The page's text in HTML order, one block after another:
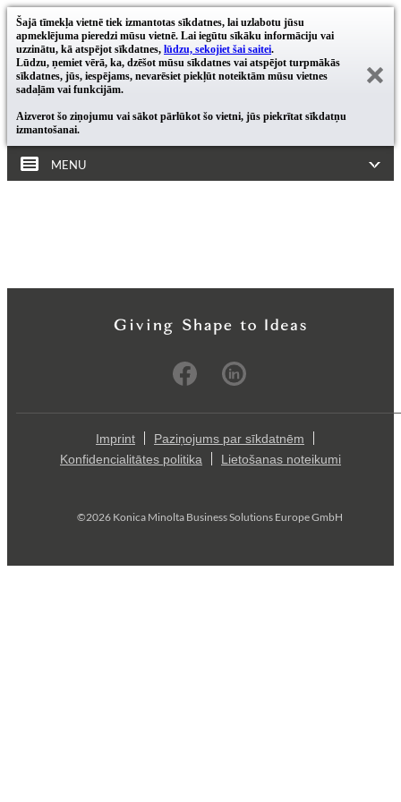
Šajā tīmekļa vietnē tiek izmantotas sīkdatnes, lai uzlabotu jūsu
apmeklējuma pieredzi mūsu vietnē. Lai iegūtu sīkāku informāciju vai
uzzinātu, kā atspējot sīkdatnes, lūdzu, sekojiet šai saitei.
Lūdzu, ņemiet vērā, ka, dzēšot mūsu sīkdatnes vai atspējot turpmākās
sīkdatnes, jūs, iespējams, nevarēsiet piekļūt noteiktām mūsu vietnes
sadaļām vai funkcijām.
Aizverot šo ziņojumu vai sākot pārlūkot šo vietni, jūs piekrītat sīkdatņu
izmantošanai.
MENU
Imprint
Paziņojums par sīkdatnēm
Konfidencialitātes politika
Lietošanas noteikumi
©2026 Konica Minolta Business Solutions Europe GmbH